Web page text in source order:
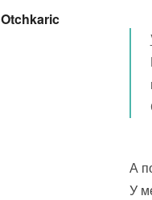
Otchkaric
А
У